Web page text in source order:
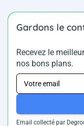
Gardons le
Recevez le
nos bons plans.
Email collecté par